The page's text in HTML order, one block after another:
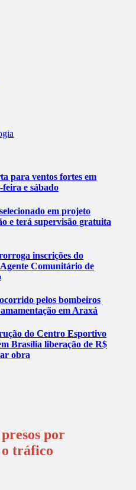
para ventos fortes em
e sábado
em projeto
e terá supervisão gratuita
inscrições do
Comunitário de
pelos bombeiros
em Araxá
do Centro Esportivo
Brasília liberação de R$
obra
por
tráfico